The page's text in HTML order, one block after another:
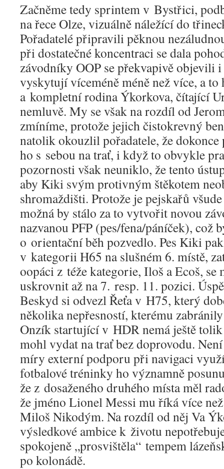
Začněme tedy sprintem v Bystřici,
na řece Olze, vizuálně náležící do
Pořadatelé připravili pěknou
při dostatečné koncentraci se dala
závodníky OOP se překvapivě objevili
vyskytují víceméně méně než více, a to
a kompletní rodina Ýkorkova, čítající
nemluvě. My se však na rozdíl od
zmíníme, protože jejich čistokrevný
natolik okouzlil pořadatele, že
ho s sebou na trať, i když to obvykle
pozornosti však neuniklo, že tento
aby Kiki svým protivným štěkotem
shromaždišti. Protože je pejskařů
možná by stálo za to vytvořit novou
nazvanou PFP (pes/fena/páníček), což
o orientační běh pozvedlo. Pes Kiki
v kategorii H65 na slušném 6. místě,
oopáci z téže kategorie, Iloš a Ecoš,
uskrovnit až na 7. resp. 11. pozici.
Beskyd si odvezl Řeťa v H75, který
několika nepřesností, kterému
Onzík startující v HDR nemá ještě tolik
mohl vydat na trať bez doprovodu.
míry externí podporu při navigaci
fotbalové tréninky ho významně
že z dosaženého druhého místa měl
že jméno Lionel Messi mu říká více
Miloš Nikodým. Na rozdíl od něj Va
výsledkové ambice k životu
spokojeně „prosvištěla“ tempem
po kolonádě.